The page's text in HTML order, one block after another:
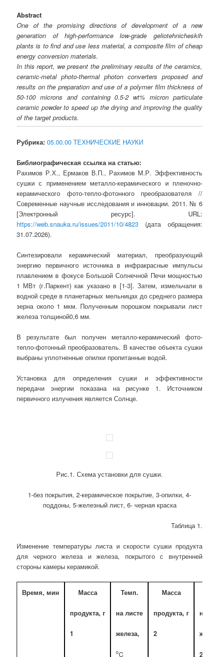
Abstract
One of the promising directions of development of a new
generation of high-performance low-grade geliotehnicheskih
plants is to find and use less material, a composite film of cheap
energy conversion materials.
In this report, we present the preliminary results of the ceramics,
ceramic-metal photo-thermal photon converters proposed and
results on the preparation and use of a polymer film thickness of
50-100 microns and containing 0.5-2 wt% micron particulate
ceramic powder to speed up the drying and improving the quality
of the target products.
Рубрика: 05.00.00 ТЕХНИЧЕСКИЕ НАУКИ
Библиографическая ссылка на статью:
Рахимов Р.Х., Ермаков В.П., Рахимов М.Р. Эффективность
сушки с применением металло-керамического и пленочно-
керамического фото-тепло-фотонного преобразователя //
Современные научные исследования и инновации. 2011. № 6
[Электронный ресурс]. URL:
https://web.snauka.ru/issues/2011/10/4823 (дата обращения:
31.07.2026).
Синтезировали керамический материал, преобразующий
энергию первичного источника в инфракрасные импульсы
плавлением в фокусе Большой Солнечной Печи мощностью
1 МВт (г.Паркент) как указано в [1-3]. Затем, измельчали в
водной среде в планетарных мельницах до среднего размера
зерна около 1 мкм. Полученным порошком покрывали лист
железа толщиной0,6 мм.
В результате был получен металло-керамический фото-
тепло-фотонный преобразователь. В качестве объекта сушки
выбраны уплотненные опилки пропитанные водой.
Установка для определения сушки и эффективности
передачи энергии показана на рисунке 1. Источником
первичного излучения является Солнце.
Рис.1. Схема установки для сушки.
1-без покрытия, 2-керамическое покрытие, 3-опилки, 4-
поддоны, 5-железный лист, 6- черная краска
Таблица 1.
Изменение температуры листа и скорости сушки продукта
для черного железа и железа, покрытого с внутренней
стороны камеры керамикой.
Время, мин Масса
продукта, г
1
Темп.
на листе
железа,
oC
Масса
продукта, г
2
на
2